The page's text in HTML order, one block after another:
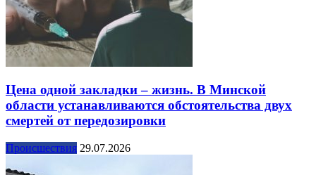
Цена одной закладки – жизнь. В Минской
области устанавливаются обстоятельства двух
смертей от передозировки
Происшествия 29.07.2026